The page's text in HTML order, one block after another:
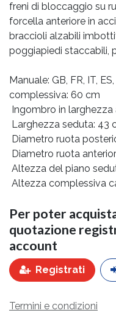
freni di bloccaggio su
forcella anteriore in
braccioli alzabili
poggiapiedi staccabili,
Manuale: GB, FR, IT,
complessiva: 60 cm
 Ingombro in
 Larghezza seduta: 43
 Diametro ruota
 Diametro ruota
 Altezza del piano
 Altezza complessiva
Per poter
quotazione
account
Registrati
Termini e condizioni